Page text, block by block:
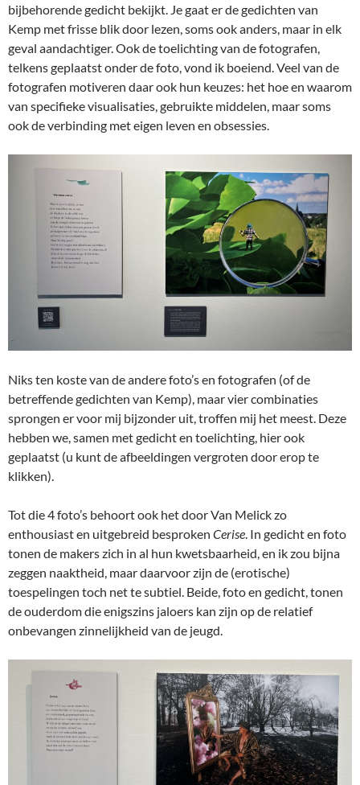
bijbehorende gedicht bekijkt. Je gaat er de gedichten van
Kemp met frisse blik door lezen, soms ook anders, maar in elk
geval aandachtiger. Ook de toelichting van de fotografen,
telkens geplaatst onder de foto, vond ik boeiend. Veel van de
fotografen motiveren daar ook hun keuzes: het hoe en waarom
van specifieke visualisaties, gebruikte middelen, maar soms
ook de verbinding met eigen leven en obsessies.
Niks ten koste van de andere foto’s en fotografen (of de
betreffende gedichten van Kemp), maar vier combinaties
sprongen er voor mij bijzonder uit, troffen mij het meest. Deze
hebben we, samen met gedicht en toelichting, hier ook
geplaatst (u kunt de afbeeldingen vergroten door erop te
klikken).
Tot die 4 foto’s behoort ook het door Van Melick zo
enthousiast en uitgebreid besproken Cerise. In gedicht en foto
tonen de makers zich in al hun kwetsbaarheid, en ik zou bijna
zeggen naaktheid, maar daarvoor zijn de (erotische)
toespelingen toch net te subtiel. Beide, foto en gedicht, tonen
de ouderdom die enigszins jaloers kan zijn op de relatief
onbevangen zinnelijkheid van de jeugd.